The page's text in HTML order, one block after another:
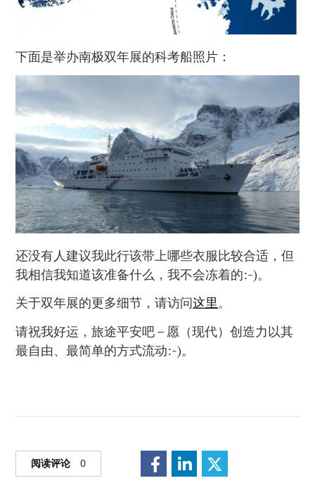
下面是举办南极双年展的科考船照片：
还没有人建议我此行该带上哪些衣服比较合适，但
我相信我知道该准备什么，我不会冻着的:-)。
关于双年展的更多细节，请访问这里。
请祝我好运，旅途平安吧 – 愿（现代）创造力以其
最自由、最简单的方式流动:-)。
阅读评论 0